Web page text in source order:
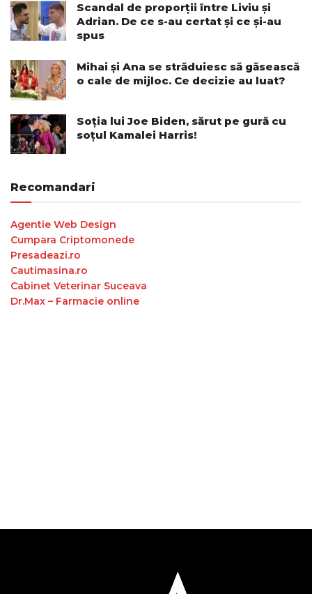
Scandal de proporții între Liviu și
Adrian. De ce s-au certat și ce și-au
spus
Mihai și Ana se străduiesc să găsească
o cale de mijloc. Ce decizie au luat?
Soția lui Joe Biden, sărut pe gură cu
soțul Kamalei Harris!
Recomandari
Agentie Web Design
Cumpara Criptomonede
Presadeazi.ro
Cautimasina.ro
Cabinet Veterinar Suceava
Dr.Max – Farmacie online